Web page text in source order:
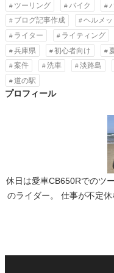
ツーリング
バイク
ブログ記事作成
ヘルメッ
ライター
ライティング
兵庫県
初心者向け
案件
洗車 淡路島
道の駅
プロフィール
休日は愛車CB650Rでのツ
のライダー。 仕事が不定